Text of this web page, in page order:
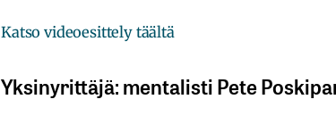
Katso videoesittely täältä
Yksinyrittäjä: mentalisti Pete